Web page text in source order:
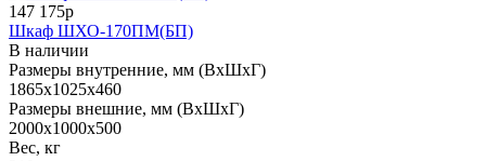
147 175р
Шкаф ШХО-170ПМ(БП)
В наличии
Размеры внутренние, мм (ВхШхГ)
1865x1025x460
Размеры внешние, мм (ВхШхГ)
2000x1000x500
Вес, кг